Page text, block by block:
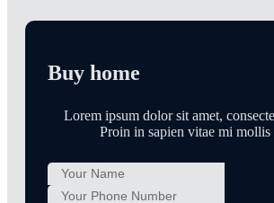
Buy home
Lorem ipsum dolor sit amet,
Proin in sapien vitae mi